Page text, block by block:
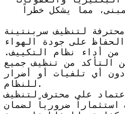
مما يشكل خطراً
لتنظيف سربنتينة
على جودة الهواء
من أداء نظام التكييف.
التأكد من تنظيف جميع
أي تلفيات أو أضرار
للنظام.
على محترف لتنظيف
استثماراً ضرورياً لضمان